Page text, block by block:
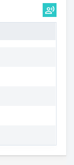
record_voice_over